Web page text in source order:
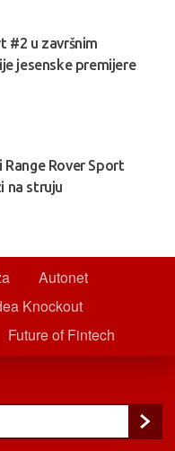
#2 u završnim
jesenske premijere
Rover Sport
na struju
Autonet
Knockout
Future of Fintech